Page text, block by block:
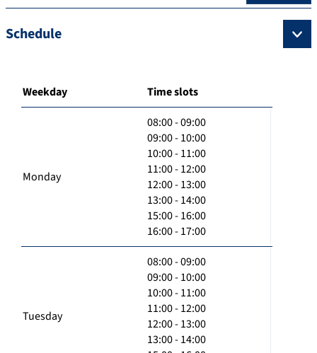
Schedule
Weekday Time slots
Monday
08:00 - 09:00
09:00 - 10:00
10:00 - 11:00
11:00 - 12:00
12:00 - 13:00
13:00 - 14:00
15:00 - 16:00
16:00 - 17:00
Tuesday
08:00 - 09:00
09:00 - 10:00
10:00 - 11:00
11:00 - 12:00
12:00 - 13:00
13:00 - 14:00